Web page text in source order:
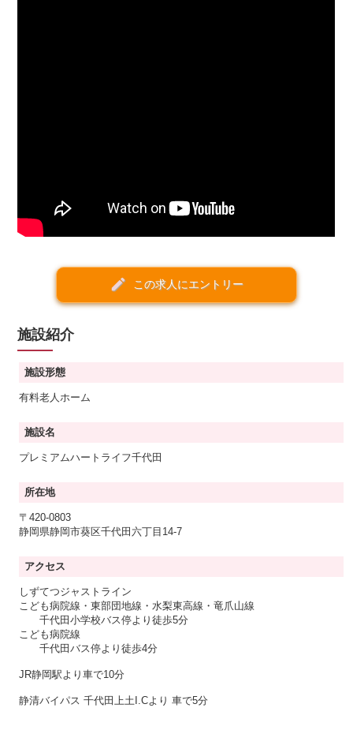
create この求人にエントリー
施設紹介
施設形態
有料老人ホーム
施設名
プレミアムハートライフ千代田
所在地
〒420-0803
静岡県静岡市葵区千代田六丁目14-7
アクセス
しずてつジャストライン
こども病院線・東部団地線・水梨東高線・竜爪山線
千代田小学校バス停より徒歩5分
こども病院線
千代田バス停より徒歩4分
JR静岡駅より車で10分
静清バイパス 千代田上土I.Cより 車で5分